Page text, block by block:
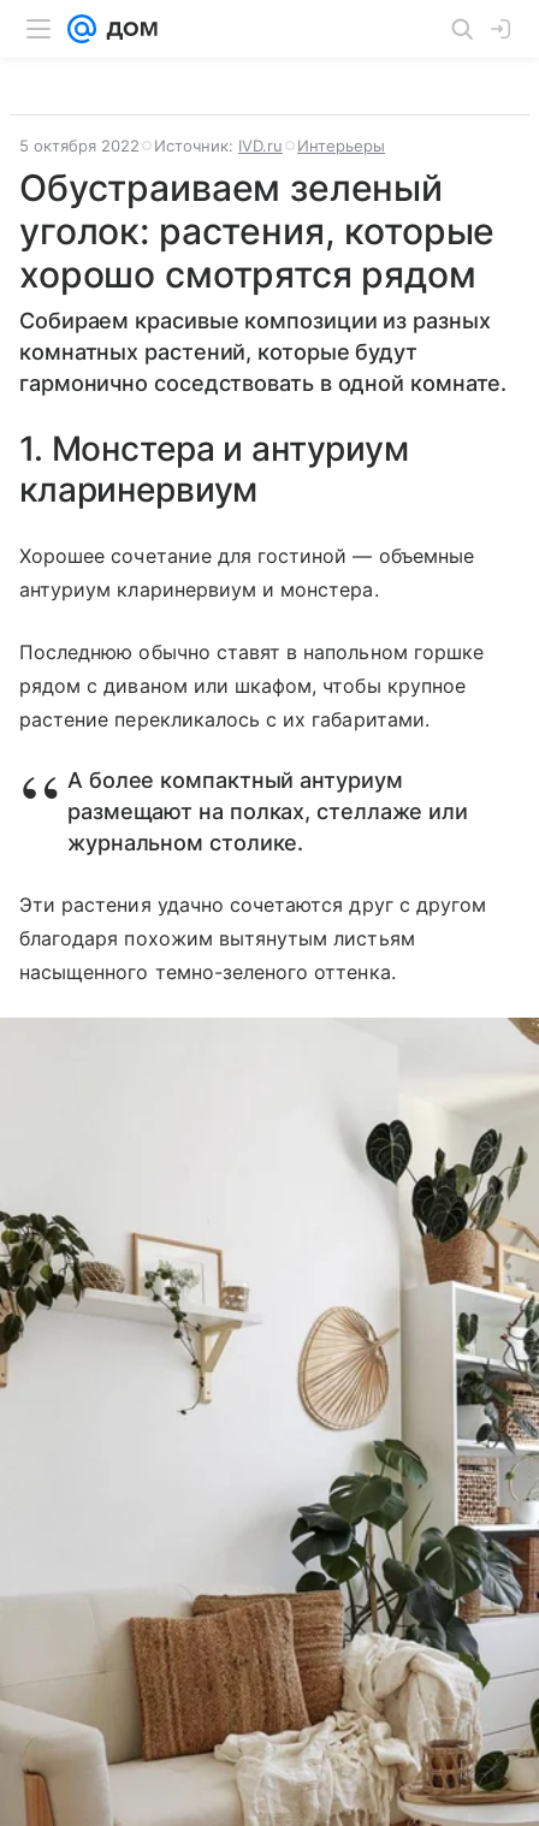
5 октября 2022 Источник: IVD.ru Интерьеры
Обустраиваем зеленый
уголок: растения, которые
хорошо смотрятся рядом
Собираем красивые композиции из разных
комнатных растений, которые будут
гармонично соседствовать в одной комнате.
1. Монстера и антуриум
кларинервиум
Хорошее сочетание для гостиной — объемные
антуриум кларинервиум и монстера.
Последнюю обычно ставят в напольном горшке
рядом с диваном или шкафом, чтобы крупное
растение перекликалось с их габаритами.
А более компактный антуриум
размещают на полках, стеллаже или
журнальном столике.
Эти растения удачно сочетаются друг с другом
благодаря похожим вытянутым листьям
насыщенного темно-зеленого оттенка.